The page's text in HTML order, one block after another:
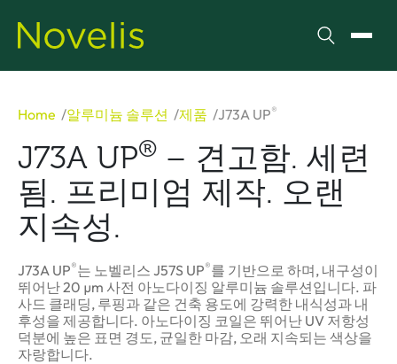
검색 메뉴
Home 알루미늄 솔루션 제품 J73A UP®
J73A UP® – 견고함. 세련
됨. 프리미엄 제작. 오랜
지속성.
J73A UP®는 노벨리스 J57S UP®를 기반으로 하며, 내구성이
뛰어난 20 µm 사전 아노다이징 알루미늄 솔루션입니다. 파
사드 클래딩, 루핑과 같은 건축 용도에 강력한 내식성과 내
후성을 제공합니다. 아노다이징 코일은 뛰어난 UV 저항성
덕분에 높은 표면 경도, 균일한 마감, 오래 지속되는 색상을
자랑합니다.